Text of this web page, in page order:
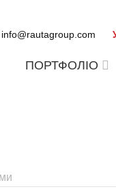
info@rautagroup.com
ПОРТФОЛІО